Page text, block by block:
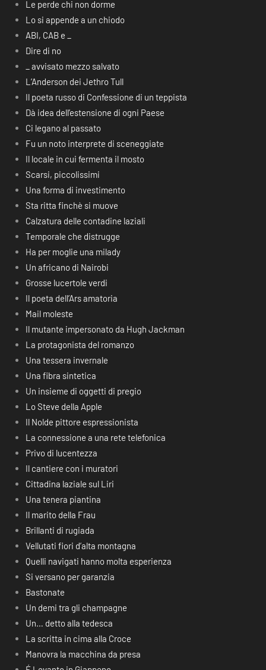
Le perde chi non dorme
Lo si appende a un chiodo
ABI, CAB e _
Dire di no
_ avvisato mezzo salvato
L’Anderson dei Jethro Tull
Il poeta russo di Confessione di un teppista
Dà idea dell’estensione di ogni Paese
Ci legano al passato
Fu un noto interprete di sceneggiate
Il locale in cui fermenta il mosto
Scarsi, piccolissimi
Una forma di investimento
Sta ritta finchè si muove
Calzatura delle contadine laziali
Temporale che distrugge
Ha per moglie una milady
Un africano di Nairobi
Grosse lucertole verdi
Il poeta dell’Ars amatoria
Mail moleste
Il mutante impersonato da Hugh Jackman
La protagonista del romanzo
Una tessera invernale
Una fibra sintetica
Un insieme di oggetti di pregio
Lo Steve della Apple
Il Nolde pittore espressionista
La connessione a una rete telefonica
Privo di lucentezza
Il cantiere con i muratori
Cittadina laziale sul Liri
Una tenera piantina
Il marito della Frau
Brillanti di rugiada
Vellutati fiori d’alta montagna
Quelli navigati hanno molta esperienza
Si versano per garanzia
Bastonate
Un demi tra gli champagne
Un… detto alla tedesca
La scritta in cima alla Croce
Manovra la macchina da presa